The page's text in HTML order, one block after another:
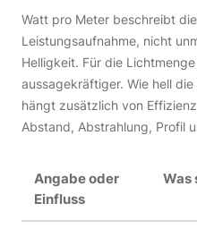
Watt pro Meter beschreibt
Leistungsaufnahme, nicht
Helligkeit. Für die
aussagekräftiger. Wie hell
hängt zusätzlich von
Abstand, Abstrahlung, Profil
Angabe oder
Einfluss
Was